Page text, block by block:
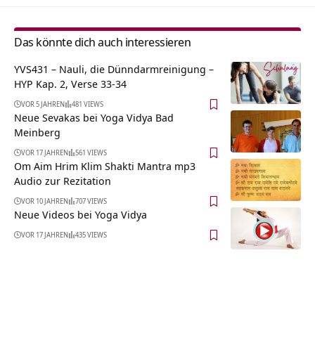
Das könnte dich auch interessieren
YVS431 – Nauli, die Dünndarmreinigung –
HYP Kap. 2, Verse 33-34
VOR 5 JAHREN 481 VIEWS
Neue Sevakas bei Yoga Vidya Bad
Meinberg
VOR 17 JAHREN 561 VIEWS
Om Aim Hrim Klim Shakti Mantra mp3
Audio zur Rezitation
VOR 10 JAHREN 707 VIEWS
Neue Videos bei Yoga Vidya
VOR 17 JAHREN 435 VIEWS